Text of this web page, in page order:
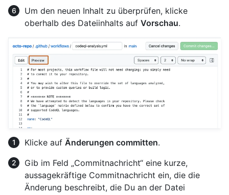
Um den neuen Inhalt zu überprüfen, klicke
oberhalb des Dateiinhalts auf Vorschau.
Klicke auf Änderungen committen.
Gib im Feld „Commitnachricht“ eine kurze,
aussagekräftige Commitnachricht ein, die die
Änderung beschreibt, die Du an der Datei